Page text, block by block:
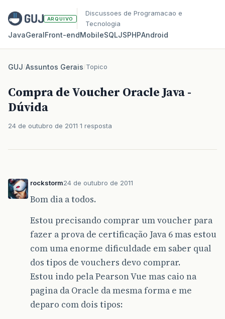
ARQUIVO
Discussoes de Programacao e
Tecnologia
JavaGeralFront‑endMobileSQLJSPHPAndroid
GUJ/Assuntos Gerais/Topico
Compra de Voucher Oracle Java -
Dúvida
24 de outubro de 2011 1 resposta
rockstorm24 de outubro de 2011
Bom dia a todos.
Estou precisando comprar um voucher para
fazer a prova de certificação Java 6 mas estou
com uma enorme dificuldade em saber qual
dos tipos de vouchers devo comprar.
Estou indo pela Pearson Vue mas caio na
pagina da Oracle da mesma forma e me
deparo com dois tipos: